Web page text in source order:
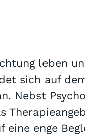
leben
sich auf
Nebst
enge